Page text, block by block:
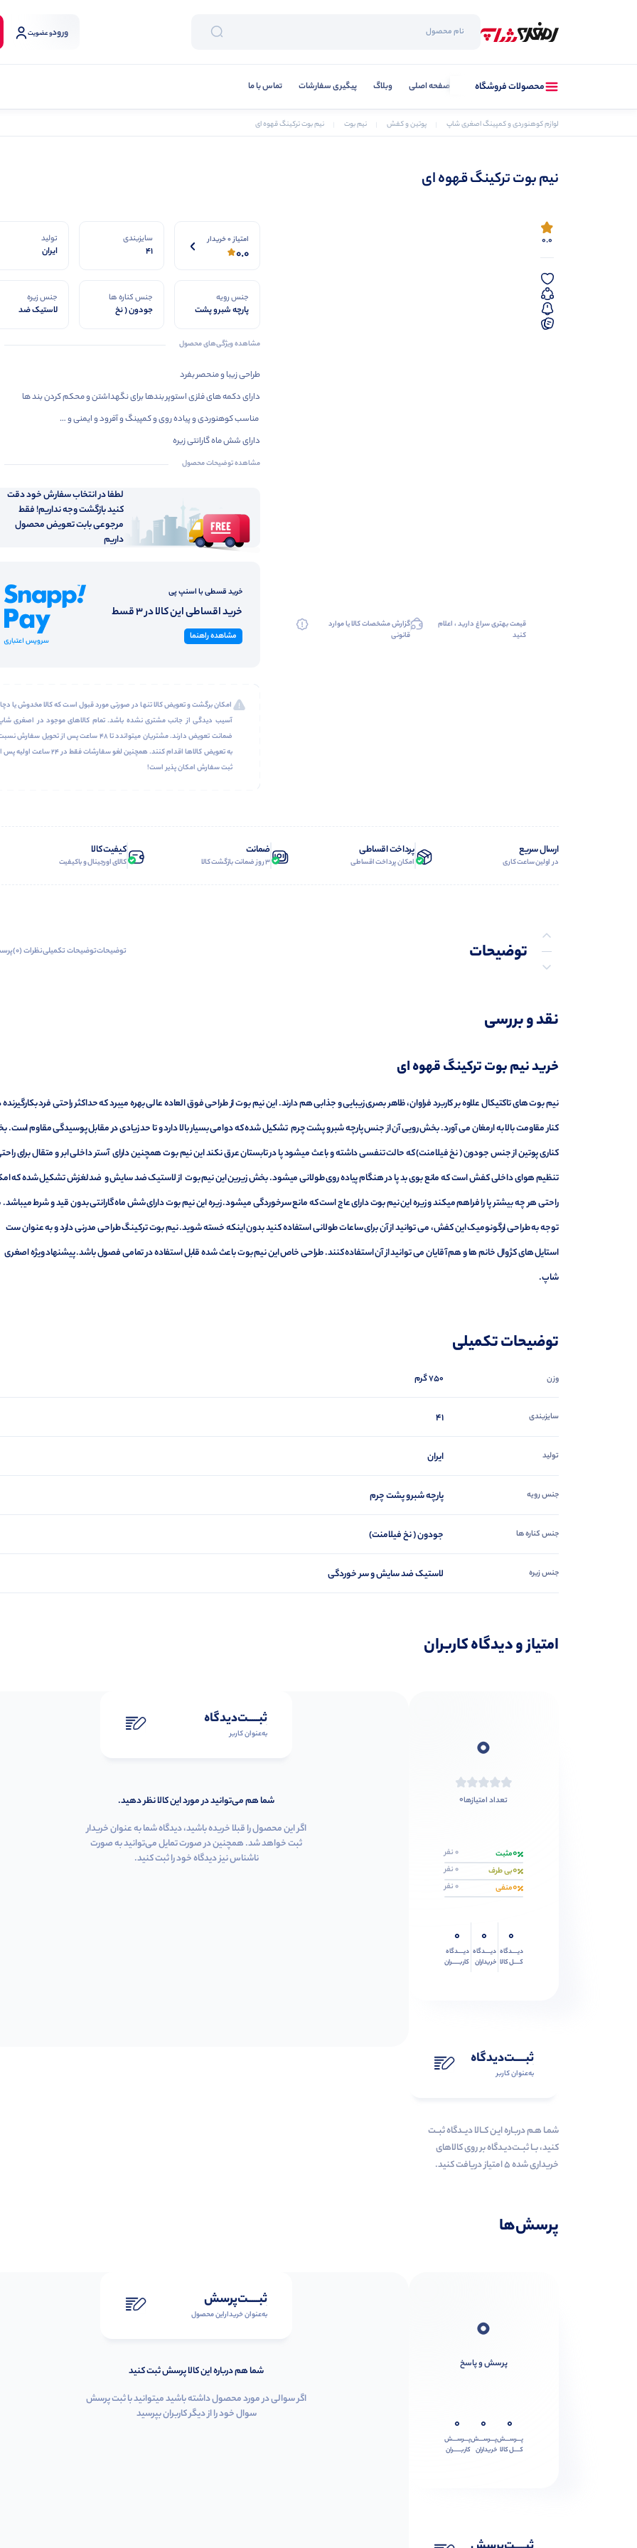
ورودو عضویت
محصولات فروشگاه صفحه اصلی وبلاگ پیگیری سفارشات تماس با ما
لوازم کوهنوردی و کمپینگ اصغری شاپ پوتین و کفش نیم بوت نیم بوت ترکینگ قهوه ای
نیم بوت ترکینگ قهوه ای
0.0
قیمت بهتری سراغ دارید ، اعلام
کنید
گزارش مشخصات کالا یا موارد
قانونی
امتیاز 0 خریدار
0.0
سایزبندی
41
تولید
ایران
جنس رویه
پارچه شبرو پشت
جنس کناره ها
جودون ( نخ
جنس زیره
لاستیک ضد
مشاهده ویژگی‌های محصول
طراحی زیبا و منحصر بفرد
دارای دکمه های فلزی استوپر بندها برای نگهداشتن و محکم کردن بند ها
مناسب کوهنوردی و پیاده روی و کمپینگ و آفرود و ایمنی و …
دارای شش ماه گارانتی زیره
مشاهده توضیحات محصول
لطفا در انتخاب سفارش خود دقت
کنید بازگشت وجه نداریم! فقط
مرجوعی بابت تعویض محصول
داریم
خرید قسطی با اسنپ پی
خرید اقساطی این کالا در 3 قسط
مشاهده راهنما
امکان برگشت و تعویض کالا تنها در صورتی مورد قبول است که کالا مخدوش یا
آسیب دیدگی از جانب مشتری نشده باشد. تمام کالاهای موجود در اصغری
ضمانت تعویض دارند. مشتریان میتواندد تا 48 ساعت پس از تحویل سفارش
به تعویض کالاها اقدام کنند. همچنین لغو سفارشات فقط در 24 ساعت اولیه
ثبت سفارش امکان پذیر است!
ارسال سریع
در اولین ساعت کاری
پرداخت اقساطی
امکان پرداخت اقساطی
ضمانت
3 روز ضمانت بازگشت کالا
کیفیت کالا
کالای اورجینال و باکیفیت
توضیحات
نظرات (0)
پرسش‌ها
توضیحاتتوضیحات تکمیلینظرات (0)
نقد و بررسی
خرید نیم بوت ترکینگ قهوه ای
نیم بوت های تاکتیکال علاوه بر کاربرد فراوان، ظاهر بصری زیبایی و جذابی هم دارند. این نیم بوت از طراحی فوق العاده عالی بهره میبرد که حداکثر راحتی فرد بکارگیرنده
کنار مقاومت بالا به ارمغان می آورد. بخش رویی آن از جنس پارچه شبرو پشت چرم تشکیل شده که دوامی بسیار بالا دارد و تا حد زیادی در مقابل پوسیدگی مقاوم
کناری پوتین از جنس جودون ( نخ فیلامنت) که حالت تنفسی داشته و باعث میشود پا در تابستان عرق نکند این نیم بوت همچنین دارای آستر داخلی ابر و متقال برای
تنظیم هوای داخلی کفش است که مانع بوی بد پا در هنگام پیاده روی طولانی میشود. بخش زیرین این نیم بوت از لاستیک ضد سایش و ضدلغزش تشکیل شده که
راحتی هر چه بیشتر پا را فراهم میکند و زیره این نیم بوت دارای عاج است که مانع سرخوردگی میشود. زیره این نیم بوت دارای شش ماه گارانتی بدون قید و شرط میباشد.
توجه به طراحی ارگونومیک این کفش، می توانید از آن برای ساعات طولانی استفاده کنید بدون اینکه خسته شوید. نیم بوت ترکینگ طراحی مدرنی دارد و به عنوان ست
استایل های کژوال خانم ها و هم آقایان می توانید از آن استفاده کنند. طراحی خاص این نیم بوت باعث شده قابل استفاده در تمامی فصول باشد. پیشنهاد ویژه اصغری
شاپ.
توضیحات تکمیلی
وزن 750 گرم
سایزبندی 41
تولید ایران
جنس رویه پارچه شبرو پشت چرم
جنس کناره ها جودون ( نخ فیلامنت)
جنس زیره لاستیک ضد سایش و سر خوردگی
امتیاز و دیدگاه کاربران
0
تعداد امتیازها0
0مثبت 0 نفر
0بی طرف 0 نفر
0منفی 0 نفر
0
دیــــدگاه
کــــل کالا
0
دیــــدگاه
خریداران
0
دیــــدگاه
کاربـــــران
ثبـــــت‌دیدگاه
به‌عنوان کاربر
شمـا هـم دربـاره ایـن کــالا دیــدگاه ثبــت
کنید، بــا ثبــت‌دیـدگاه بر روی کالاهای
خریداری شده ۵ امتیاز دریافت کنید.
ثبـــــت‌دیدگاه
به‌عنوان کاربر
شما هم می‌توانید در مورد این کالا نظر دهید.
اگر این محصول را قبلا خریده باشید، دیدگاه شما به عنوان خریدار
ثبت خواهد شد. همچنین در صورت تمایل می‌توانید به صورت
ناشناس نیز دیدگاه خود را ثبت کنید.
پرسش‌ها
0
پرسش و پاسخ
0
پـــرســـش
کــــل کالا
0
پـــرســـش
خریداران
0
پـــرســـش
کاربـــــران
ثبـــــت‌پرسش
به‌عنوان ‌خریدار‌این‌ محصول
شما هم درباره این کالا پرسش ثبت کنید
اگر سوالی در مورد محصول داشته باشید میتوانید با ثبت پرسش
سوال خود را از دیگر کاربران بپرسید